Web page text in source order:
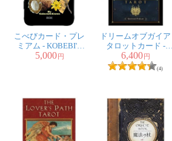
こべびカード・プレ
ミアム - KOBEBI'S
CARD PREMIUM
5,000円
ドリームオブガイア
タロットカード -
Dreams Of Gaia Tarot
6,400円
(4)